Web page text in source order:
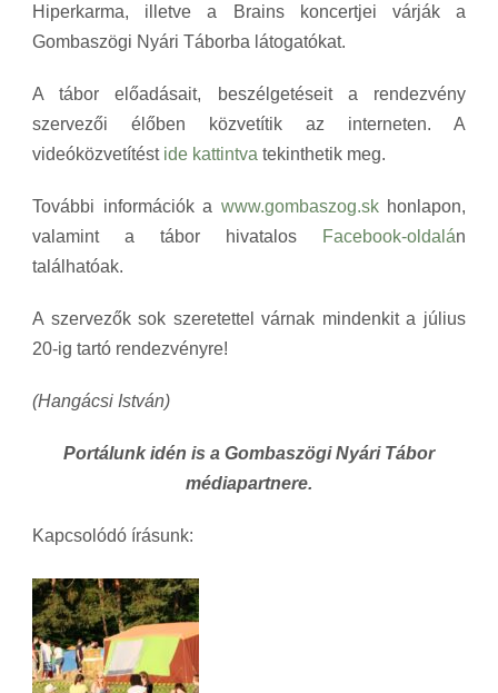
Hiperkarma, illetve a Brains koncertjei várják a
Gombaszögi Nyári Táborba látogatókat.
A tábor előadásait, beszélgetéseit a rendezvény
szervezői élőben közvetítik az interneten. A
videóközvetítést ide kattintva tekinthetik meg.
További információk a www.gombaszog.skhonlapon,
valamint a tábor hivatalos
Facebook-oldalán
találhatóak.
A szervezők sok szeretettel várnak mindenkit a július
20-ig tartó rendezvényre!
(Hangácsi István)
Portálunk idén is a Gombaszögi Nyári Tábor
médiapartnere.
Kapcsolódó írásunk: